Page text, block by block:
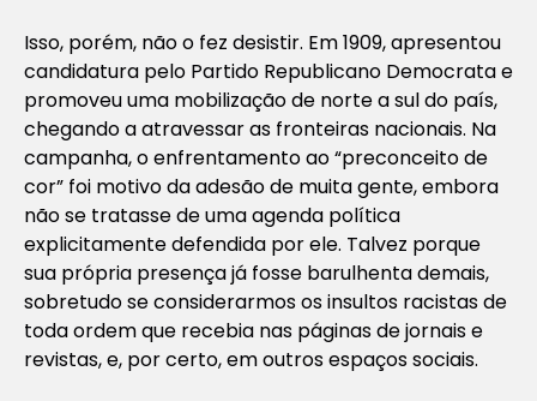
Isso, porém, não o fez desistir. Em 1909, apresentou
candidatura pelo Partido Republicano Democrata e
promoveu uma mobilização de norte a sul do país,
chegando a atravessar as fronteiras nacionais. Na
campanha, o enfrentamento ao “preconceito de
cor” foi motivo da adesão de muita gente, embora
não se tratasse de uma agenda política
explicitamente defendida por ele. Talvez porque
sua própria presença já fosse barulhenta demais,
sobretudo se considerarmos os insultos racistas de
toda ordem que recebia nas páginas de jornais e
revistas, e, por certo, em outros espaços sociais.